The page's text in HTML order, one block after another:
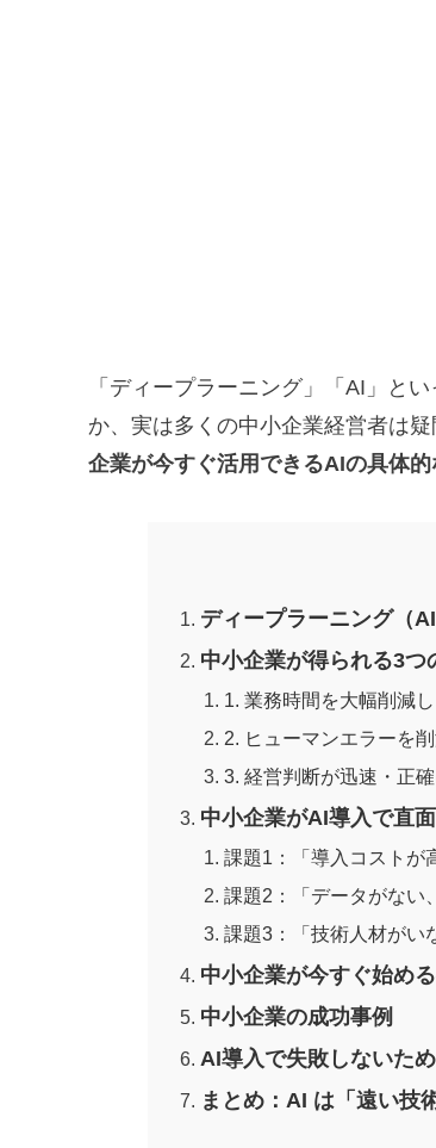
「ディープラーニング」「AI」と
か、実は多くの中小企業経営者は
企業が今すぐ活用できるAIの具体
ディープラーニング（
中小企業が得られる3つ
1. 業務時間を大幅削減
2. ヒューマンエラーを
3. 経営判断が迅速・正
中小企業がAI導入で直
課題1：「導入コストが
課題2：「データがない
課題3：「技術人材がい
中小企業が今すぐ始め
中小企業の成功事例
AI導入で失敗しないた
まとめ：AI は「遠い技